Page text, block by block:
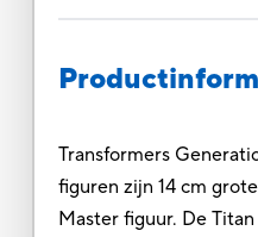
Transformers
figuren zijn 14 cm
Master figuur. De